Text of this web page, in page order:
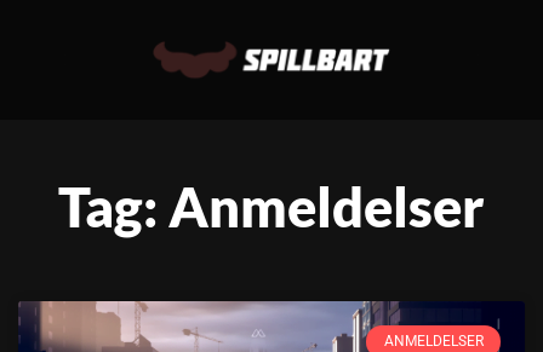
Tag: Anmeldelser
ANMELDELSER